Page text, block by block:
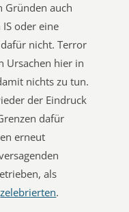
Gründen auch
oder eine
nicht. Terror
Ursachen hier in
nichts zu tun.
der Eindruck
dafür
erneut
als
zelebrierten.